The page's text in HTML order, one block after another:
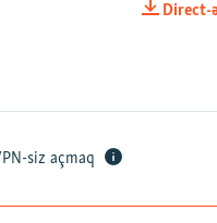
Direct-
siz açmaq